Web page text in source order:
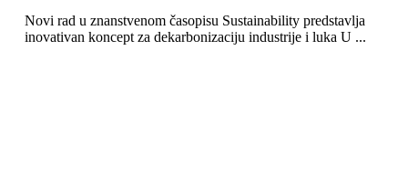
Novi rad u znanstvenom časopisu Sustainability predstavlja
inovativan koncept za dekarbonizaciju industrije i luka U ...